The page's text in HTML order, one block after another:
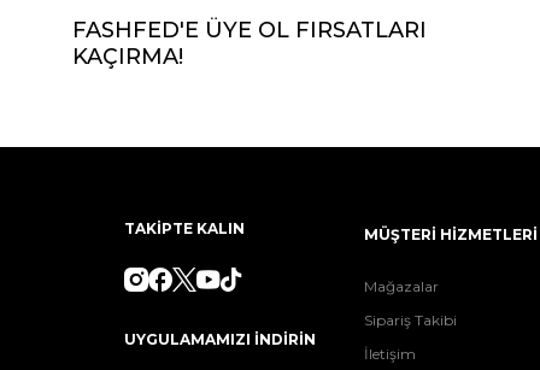
FASHFED'E ÜYE OL FIRSATLARI
KAÇIRMA!
TAKİPTE KALIN
UYGULAMAMIZI İNDİRİN
MÜŞTERİ HİZMETLERİ
Mağazalar
Sipariş Takibi
İletişim